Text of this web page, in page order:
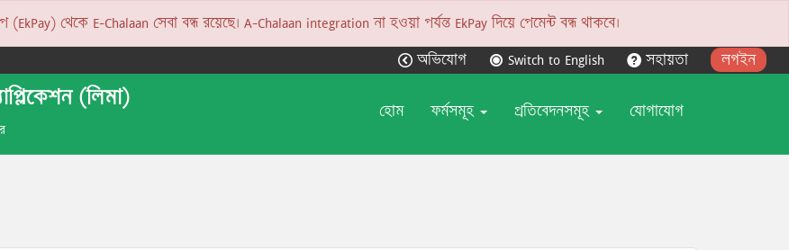
থেকে E-Chalaan সেবা বন্ধ রয়েছে। A-Chalaan integration না হওয়া পর্যন্ত EkPay দিয়ে পেমেন্ট বন্ধ থাকবে।
অভিযোগ Switch to English সহায়তা লগইন
(লিমা)
হোম ফর্মসমূহ প্রতিবেদনসমূহ যোগাযোগ